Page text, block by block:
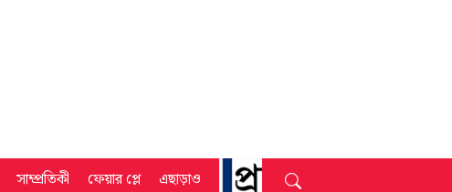
সাম্প্রতিকী ফেয়ার প্লে এছাড়াও